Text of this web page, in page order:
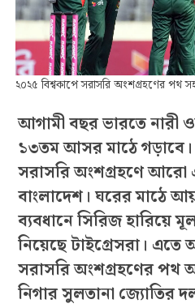
২০২৫ বিশ্বকাপে সরাসরি অংশগ্রহণের পথ
আগামী বছর ভারতে নারী
১৩তম আসর মাঠে গড়াবে।
সরাসরি অংশগ্রহণে
বাংলাদেশ। ঘরের মাঠে
ব্যবধানে সিরিজ হারিয়ে
নিয়েছে টাইগ্রেসরা। এতে
সরাসরি অংশগ্রহণের
নিগার সুলতানা জ্যোতির